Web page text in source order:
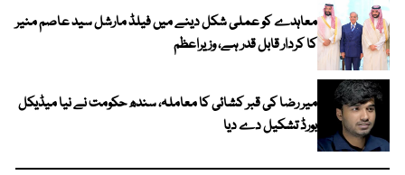
معاہدے کو عملی شکل دینے میں فیلڈ مارشل سید عاصم منیر
کا کردار قابل قدر ہے، وزیراعظم
میر رضا کی قبر کشائی کا معاملہ، سندھ حکومت نے نیا میڈیکل
بورڈ تشکیل دے دیا